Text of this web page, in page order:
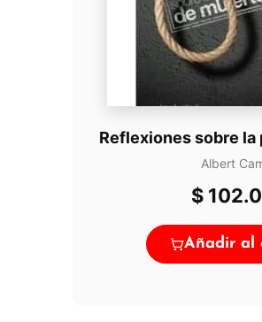
Reflexiones sobre la
Albert
$
Añadir al